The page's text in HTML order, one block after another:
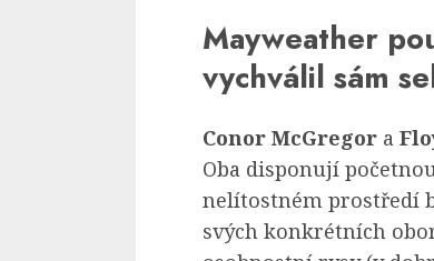
Mayweather
vychválil sám
Conor McGregor a
Oba disponují
nelítostném prostředí
svých konkrétních